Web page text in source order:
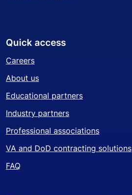
Quick access
Careers
About us
Educational partners
Industry partners
Professional associations
VA and DoD contracting solutions
FAQ